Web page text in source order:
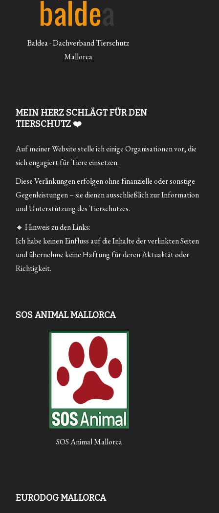
Baldea - Dachverband Tierschutz
Mallorca
MEIN HERZ SCHLÄGT FÜR DEN
TIERSCHUTZ ❤️
Auf meiner Website stelle ich einige Organisationen vor, die
sich engagiert für Tiere einsetzen.
Diese Verlinkungen erfolgen ohne finanzielle oder sonstige
Gegenleistungen – sie dienen ausschließlich zur Information
und Unterstützung des Tierschutzes.
🔹 Hinweis zu den Links:
Ich habe keinen Einfluss auf die Inhalte der verlinkten Seiten
und übernehme keine Haftung für deren Aktualität oder
Richtigkeit.
SOS ANIMAL MALLORCA
SOS Animal Mallorca
EURODOG MALLORCA